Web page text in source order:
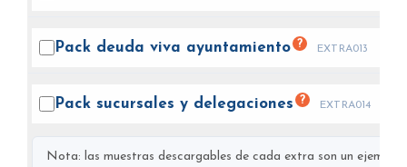
Pack deuda viva ayuntamiento ? EXTRA013
Pack sucursales y delegaciones ? EXTRA014
Nota: las muestras descargables de cada extra son un